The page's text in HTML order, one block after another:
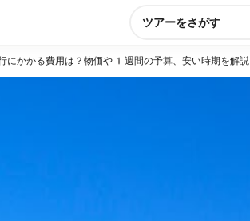
ツアーをさがす
にかかる費用は？物価や1週間の予算、安い時期を解説